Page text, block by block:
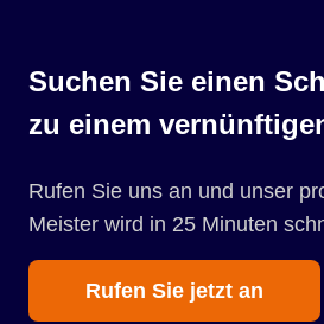
Suchen Sie einen
zu einem
Rufen Sie uns an und unser
Meister wird in 25 Minuten
Rufen Sie jetzt an